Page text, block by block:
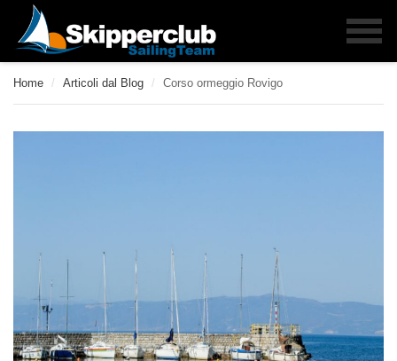
Home / Articoli dal Blog / Corso ormeggio Rovigo